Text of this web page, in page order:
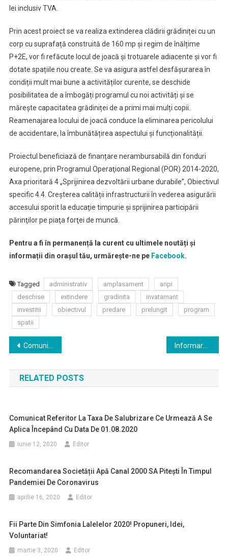
De
Învățământ
Administrative
Cu
Program
Prelungit
„Aripi
lei inclusiv TVA.
Prin acest proiect se va realiza extinderea clădirii grădiniței cu un
corp cu suprafață construită de 160 mp și regim de înălțime
P+2E, vor fi refăcute locul de joacă și trotuarele adiacente și vor fi
dotate spațiile nou create. Se va asigura astfel desfășurarea în
condiții mult mai bune a activităților curente, se deschide
posibilitatea de a îmbogăți programul cu noi activități și se
mărește capacitatea grădiniței de a primi mai mulți copii.
Reamenajarea locului de joacă conduce la eliminarea pericolului
de accidentare, la îmbunătățirea aspectului și funcționalității.
Proiectul beneficiază de finanțare nerambursabilă din fonduri
europene, prin Programul Operaţional Regional (POR) 2014-2020,
Axa prioritară 4 „Sprijinirea dezvoltării urbane durabile”, Obiectivul
specific 4.4. Creșterea calității infrastructurii în vederea asigurării
accesului sporit la educaţie timpurie şi sprijinirea participării
părinţilor pe piaţa forţei de muncă.
Pentru a fi în permanență la curent cu ultimele noutăți și
informații din orașul tău, urmărește-ne pe Facebook.
Tagged administrativ amplasament
aripi
deschise
extindere gradinita
invatamant
investitii
obiectivul predare prelungit
program
spatii
Navigare
în
articole
Comunicat
RELATED POSTS
Comunicat Referitor La Taxa De Salubrizare Ce Urmează A Se
Aplica Începând Cu Data De 01.08.2020
iunie 12, 2020 Editor
Recomandarea Societății Apă Canal 2000 SA Pitești În Timpul
Pandemiei De Coronavirus
aprilie 16, 2020 Editor
Fii Parte Din Simfonia Lalelelor 2020! Propuneri, Idei,
Voluntariat!
martie 3, 2020 Editor